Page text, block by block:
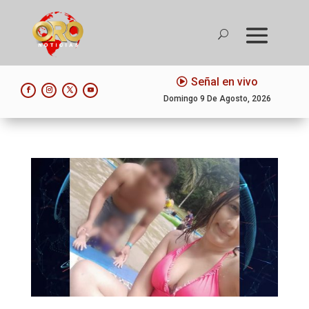
Señal en vivo
Domingo 9 De Agosto, 2026